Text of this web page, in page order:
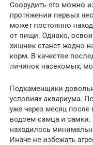
Соорудить его можно
протяжении первых
может постоянно
от пищи. Однако,
хищник станет жадно
корм. В качестве
личинок насекомых,
Подкаменщики
условиях аквариума.
уже через месяц
водоем самца и самки.
находилось
Иначе не избежать